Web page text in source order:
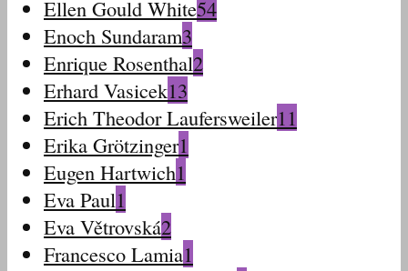
Ellen Gould White54
Enoch Sundaram3
Enrique Rosenthal2
Erhard Vasicek13
Erich Theodor Laufersweiler11
Erika Grötzinger1
Eugen Hartwich1
Eva Paul1
Eva Větrovská2
Francesco Lamia1